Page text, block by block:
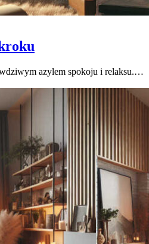
azylem spokoju i relaksu.…